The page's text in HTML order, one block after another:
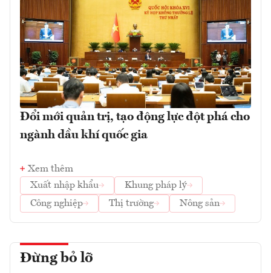
Đổi mới quản trị, tạo động lực đột phá cho
ngành dầu khí quốc gia
Xem thêm
Xuất nhập khẩu
Khung pháp lý
Công nghiệp
Thị trường Nông sản
Đừng bỏ lỡ